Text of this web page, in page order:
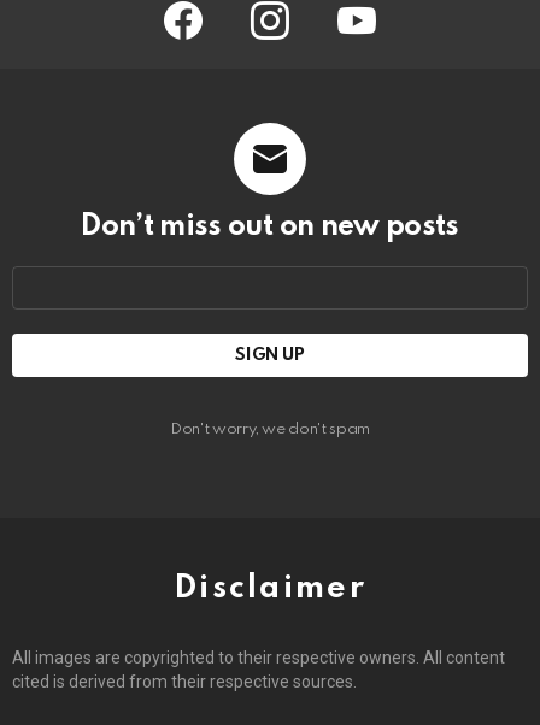
Don’t miss out on new posts
Don't worry, we don't spam
Disclaimer
All images are copyrighted to their respective owners. All content
cited is derived from their respective sources.